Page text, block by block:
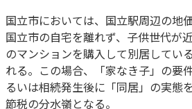
国立市においては、国立駅周辺の地
国立市の自宅を離れず、子供世代が
のマンションを購入して別居してい
れる。この場合、「家なき子」の要
るいは相続発生後に「同居」の実態
節税の分水嶺となる。